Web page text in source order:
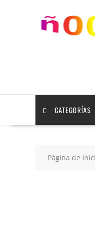
CATEGORÍAS
Página de